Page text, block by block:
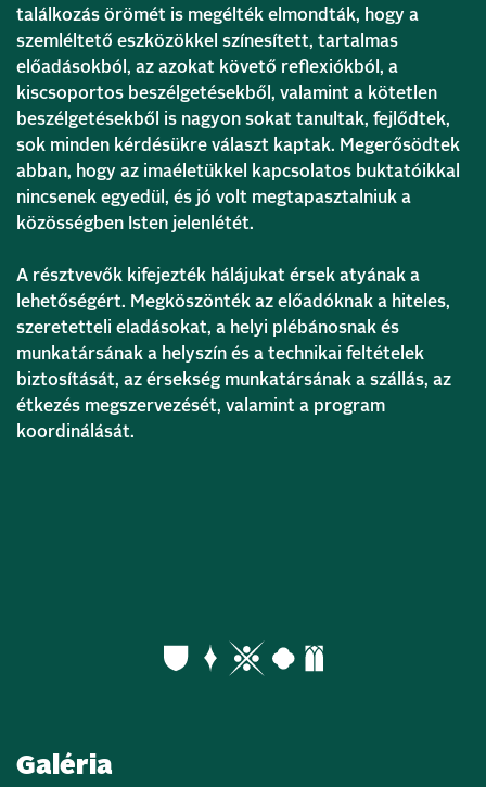
találkozás örömét is megélték elmondták, hogy a
szemléltető eszközökkel színesített, tartalmas
előadásokból, az azokat követő reflexiókból, a
kiscsoportos beszélgetésekből, valamint a kötetlen
beszélgetésekből is nagyon sokat tanultak, fejlődtek,
sok minden kérdésükre választ kaptak. Megerősödtek
abban, hogy az imaéletükkel kapcsolatos buktatóikkal
nincsenek egyedül, és jó volt megtapasztalniuk a
közösségben Isten jelenlétét.
A résztvevők kifejezték hálájukat érsek atyának a
lehetőségért. Megköszönték az előadóknak a hiteles,
szeretetteli eladásokat, a helyi plébánosnak és
munkatársának a helyszín és a technikai feltételek
biztosítását, az érsekség munkatársának a szállás, az
étkezés megszervezését, valamint a program
koordinálását.
Galéria